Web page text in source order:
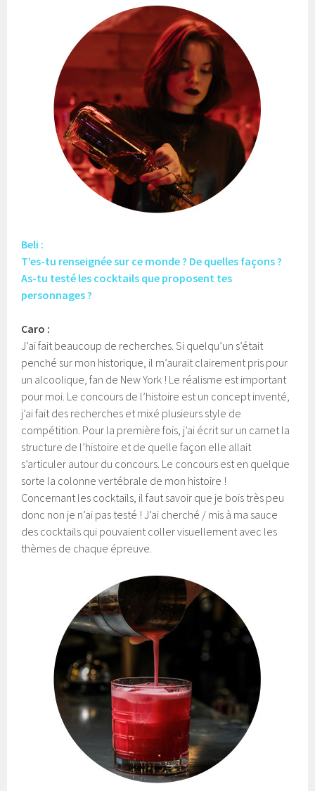
Beli :
T’es-tu renseignée sur ce monde ? De quelles façons ?
As-tu testé les cocktails que proposent tes
personnages ?
Caro :
J’ai fait beaucoup de recherches. Si quelqu’un s’était
penché sur mon historique, il m’aurait clairement pris pour
un alcoolique, fan de New York ! Le réalisme est important
pour moi. Le concours de l’histoire est un concept inventé,
j’ai fait des recherches et mixé plusieurs style de
compétition. Pour la première fois, j’ai écrit sur un carnet la
structure de l’histoire et de quelle façon elle allait
s’articuler autour du concours. Le concours est en quelque
sorte la colonne vertébrale de mon histoire !
Concernant les cocktails, il faut savoir que je bois très peu
donc non je n’ai pas testé ! J’ai cherché / mis à ma sauce
des cocktails qui pouvaient coller visuellement avec les
thèmes de chaque épreuve.